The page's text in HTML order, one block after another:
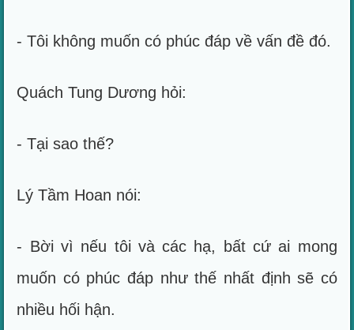
- Tôi không muốn có phúc đáp về vấn đề đó.
Quách Tung Dương hỏi:
- Tại sao thế?
Lý Tầm Hoan nói:
- Bời vì nếu tôi và các hạ, bất cứ ai mong
muốn có phúc đáp như thế nhất định sẽ có
nhiều hối hận.